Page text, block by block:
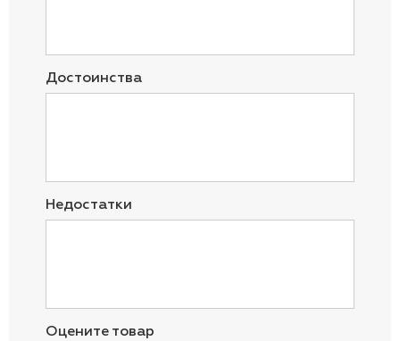
Достоинства
Недостатки
Оцените товар